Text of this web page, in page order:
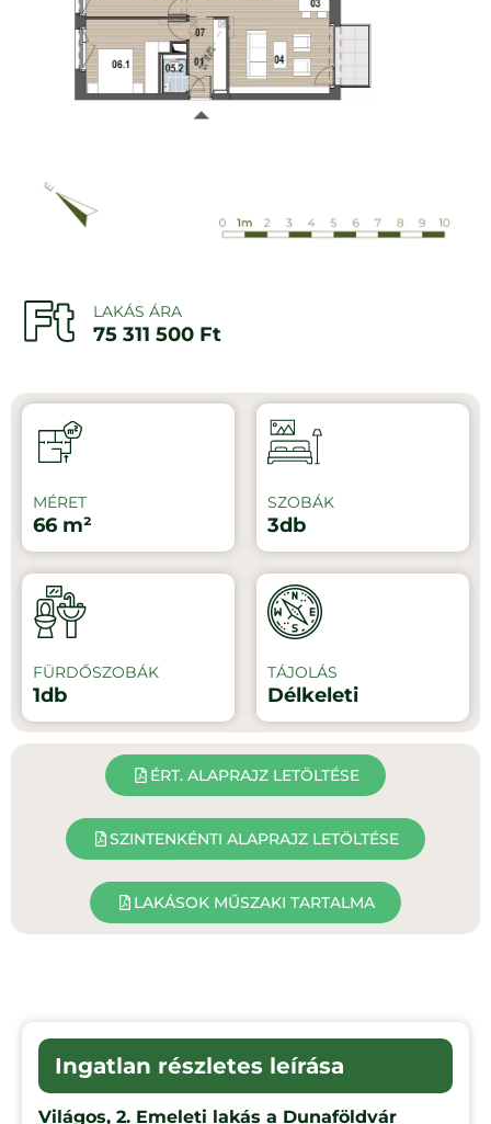
LAKÁS ÁRA
75 311 500 Ft
MÉRET
66 m²
SZOBÁK
3db
FÜRDŐSZOBÁK
1db
TÁJOLÁS
Délkeleti
ÉRT. ALAPRAJZ LETÖLTÉSE
SZINTENKÉNTI ALAPRAJZ LETÖLTÉSE
LAKÁSOK MŰSZAKI TARTALMA
Ingatlan részletes leírása
Világos, 2. Emeleti lakás a Dunaföldvár